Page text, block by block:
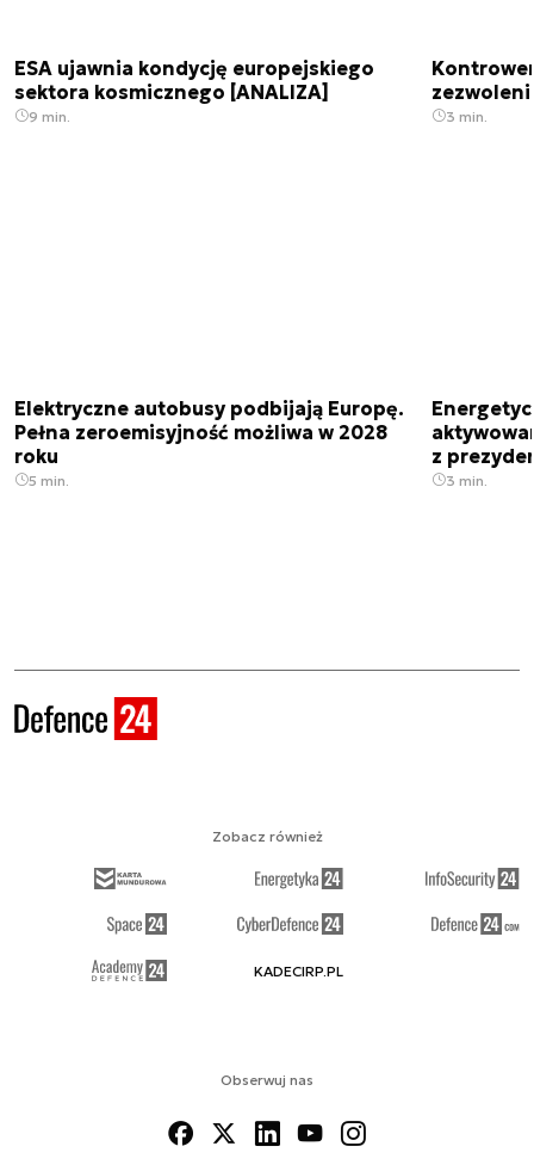
ESA ujawnia kondycję europejskiego
sektora kosmicznego [ANALIZA]
9 min. 3 min.
Elektryczne autobusy podbijają Europę.
Pełna zeroemisyjność możliwa w 2028
roku
5 min.
z
3 min.
Obserwuj nas
Zobacz również
KADECIRP.PL